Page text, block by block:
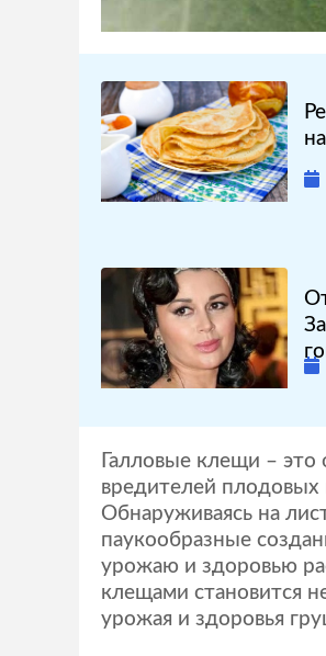
Галловые клещи –
вредителей плодовых
Обнаруживаясь на
паукообразные
урожаю и здоровью
клещами становится
урожая и здоровья